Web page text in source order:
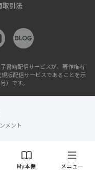
My本棚 メニュー
取引法
書籍配信サービスが、著作権者
版配信サービスであることを示
）です。
メント